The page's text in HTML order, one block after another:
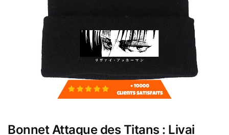
Bonnet Attaque des Titans : Livai